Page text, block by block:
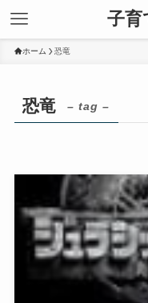
子育
ホーム 恐竜
恐竜 – tag –